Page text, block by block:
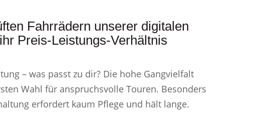
Fahrrädern unserer digitalen
Preis-Leistungs-Verhältnis
– was passt zu dir? Die hohe Gangvielfalt
Wahl für anspruchsvolle Touren. Besonders
erfordert kaum Pflege und hält lange.